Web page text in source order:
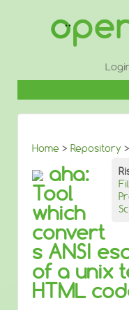
CONTENUTO
Home > Repository >
aha:
Tool
which
convert
s ANSI
of a unix
HTML